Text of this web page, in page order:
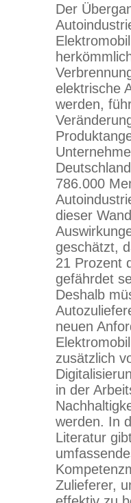
Der
elektrische
werden,
786.000
dieser
geschätzt,
21 Prozent
gefährdet
Deshalb
neuen
zusätzlich
in der
werden. In
Literatur
Zulieferer,